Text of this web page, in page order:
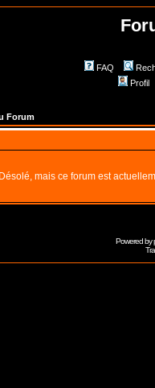
FAQ
Profil
Forum
Désolé, mais ce forum est
Powered by